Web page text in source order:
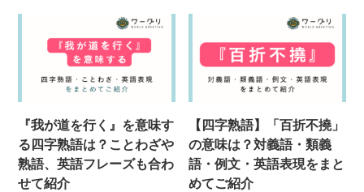
『我が道を行く』を意味す
る四字熟語は？ことわざや
熟語、英語フレーズも合わ
せて紹介
【四字熟語】「百折不撓」
の意味は？対義語・類義
語・例文・英語表現をまと
めてご紹介